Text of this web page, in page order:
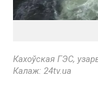
Кахоўская ГЭС,
Калаж: 24tv.ua